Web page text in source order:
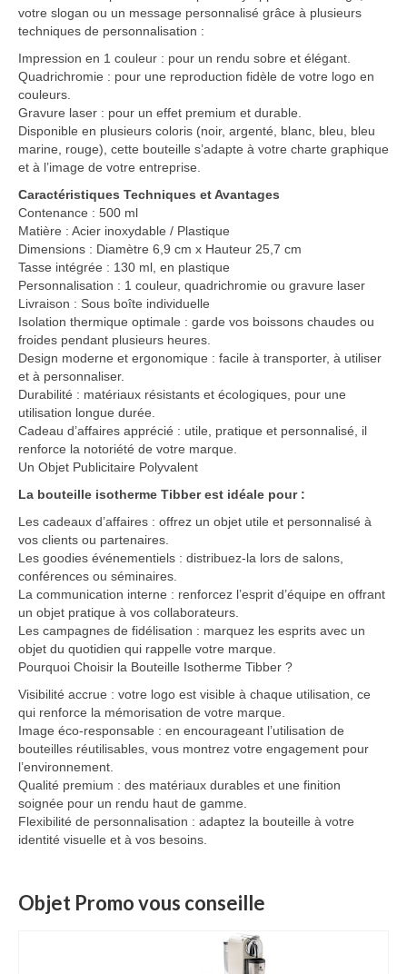
votre slogan ou un message personnalisé grâce à plusieurs
techniques de personnalisation :
Impression en 1 couleur : pour un rendu sobre et élégant.
Quadrichromie : pour une reproduction fidèle de votre logo en
couleurs.
Gravure laser : pour un effet premium et durable.
Disponible en plusieurs coloris (noir, argenté, blanc, bleu, bleu
marine, rouge), cette bouteille s’adapte à votre charte graphique
et à l’image de votre entreprise.
Caractéristiques Techniques et Avantages
Contenance : 500 ml
Matière : Acier inoxydable / Plastique
Dimensions : Diamètre 6,9 cm x Hauteur 25,7 cm
Tasse intégrée : 130 ml, en plastique
Personnalisation : 1 couleur, quadrichromie ou gravure laser
Livraison : Sous boîte individuelle
Isolation thermique optimale : garde vos boissons chaudes ou
froides pendant plusieurs heures.
Design moderne et ergonomique : facile à transporter, à utiliser
et à personnaliser.
Durabilité : matériaux résistants et écologiques, pour une
utilisation longue durée.
Cadeau d’affaires apprécié : utile, pratique et personnalisé, il
renforce la notoriété de votre marque.
Un Objet Publicitaire Polyvalent
La bouteille isotherme Tibber est idéale pour :
Les cadeaux d’affaires : offrez un objet utile et personnalisé à
vos clients ou partenaires.
Les goodies événementiels : distribuez-la lors de salons,
conférences ou séminaires.
La communication interne : renforcez l’esprit d’équipe en offrant
un objet pratique à vos collaborateurs.
Les campagnes de fidélisation : marquez les esprits avec un
objet du quotidien qui rappelle votre marque.
Pourquoi Choisir la Bouteille Isotherme Tibber ?
Visibilité accrue : votre logo est visible à chaque utilisation, ce
qui renforce la mémorisation de votre marque.
Image éco-responsable : en encourageant l’utilisation de
bouteilles réutilisables, vous montrez votre engagement pour
l’environnement.
Qualité premium : des matériaux durables et une finition
soignée pour un rendu haut de gamme.
Flexibilité de personnalisation : adaptez la bouteille à votre
identité visuelle et à vos besoins.
Objet Promo vous conseille